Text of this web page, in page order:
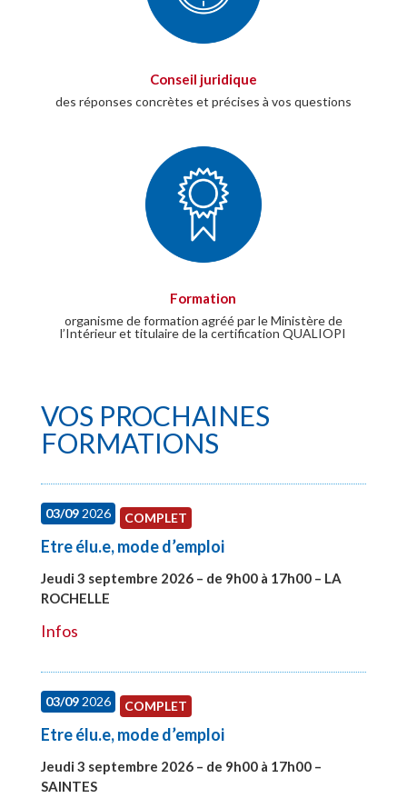
Conseil juridique
des réponses concrètes et précises à vos questions
Formation
organisme de formation agréé par le Ministère de
l’Intérieur et titulaire de la certification QUALIOPI
VOS PROCHAINES
FORMATIONS
03/092026 COMPLET
Etre élu.e, mode d’emploi
Jeudi 3 septembre 2026 – de 9h00 à 17h00 – LA
ROCHELLE
Infos
03/092026 COMPLET
Etre élu.e, mode d’emploi
Jeudi 3 septembre 2026 – de 9h00 à 17h00 –
SAINTES